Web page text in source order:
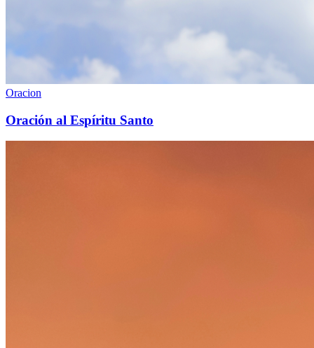
Oracion
Oración al Espíritu Santo